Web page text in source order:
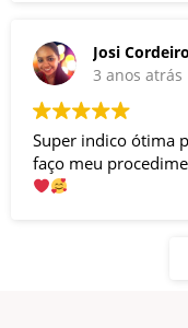
Josi Cordeiro
3 anos atrás
Super indico ótima
faço meu